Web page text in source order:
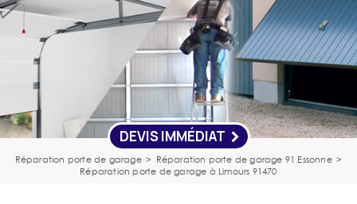
DEVIS IMMÉDIAT
Réparation porte de garage > Réparation porte de garage 91 Essonne >
Réparation porte de garage à Limours 91470